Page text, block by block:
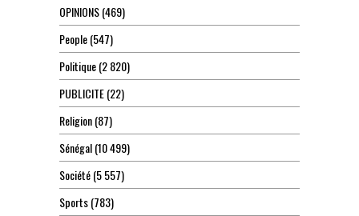
OPINIONS(469)
People(547)
Politique(2 820)
PUBLICITE(22)
Religion(87)
Sénégal(10 499)
Société(5 557)
Sports(783)